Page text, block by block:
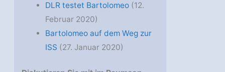
DLR testet Bartolomeo(12.
Februar 2020)
Bartolomeo auf dem Weg zur
ISS (27. Januar 2020)